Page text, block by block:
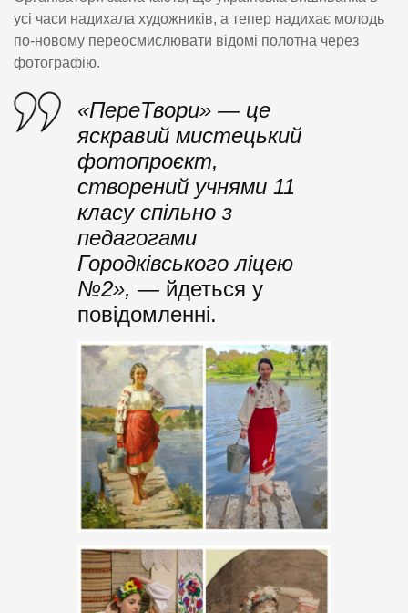
усі часи надихала художників, а тепер надихає молодь
по-новому переосмислювати відомі полотна через
фотографію.
«ПереТвори» — це
яскравий мистецький
фотопроєкт,
створений учнями 11
класу спільно з
педагогами
Городківського ліцею
№2», — йдеться у
повідомленні.